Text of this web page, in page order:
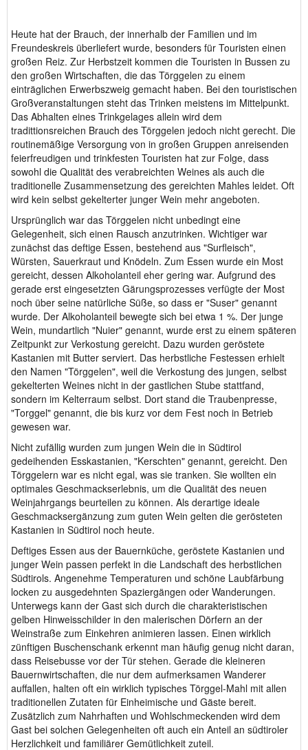
Heute hat der Brauch, der innerhalb der Familien und im
Freundeskreis überliefert wurde, besonders für Touristen einen
großen Reiz. Zur Herbstzeit kommen die Touristen in Bussen zu
den großen Wirtschaften, die das Törggelen zu einem
einträglichen Erwerbszweig gemacht haben. Bei den touristischen
Großveranstaltungen steht das Trinken meistens im Mittelpunkt.
Das Abhalten eines Trinkgelages allein wird dem
tradittionsreichen Brauch des Törggelen jedoch nicht gerecht. Die
routinemäßige Versorgung von in großen Gruppen anreisenden
feierfreudigen und trinkfesten Touristen hat zur Folge, dass
sowohl die Qualität des verabreichten Weines als auch die
traditionelle Zusammensetzung des gereichten Mahles leidet. Oft
wird kein selbst gekelterter junger Wein mehr angeboten.
Ursprünglich war das Törggelen nicht unbedingt eine
Gelegenheit, sich einen Rausch anzutrinken. Wichtiger war
zunächst das deftige Essen, bestehend aus "Surfleisch",
Würsten, Sauerkraut und Knödeln. Zum Essen wurde ein Most
gereicht, dessen Alkoholanteil eher gering war. Aufgrund des
gerade erst eingesetzten Gärungsprozesses verfügte der Most
noch über seine natürliche Süße, so dass er "Suser" genannt
wurde. Der Alkoholanteil bewegte sich bei etwa 1 %. Der junge
Wein, mundartlich "Nuier" genannt, wurde erst zu einem späteren
Zeitpunkt zur Verkostung gereicht. Dazu wurden geröstete
Kastanien mit Butter serviert. Das herbstliche Festessen erhielt
den Namen "Törggelen", weil die Verkostung des jungen, selbst
gekelterten Weines nicht in der gastlichen Stube stattfand,
sondern im Kelterraum selbst. Dort stand die Traubenpresse,
"Torggel" genannt, die bis kurz vor dem Fest noch in Betrieb
gewesen war.
Nicht zufällig wurden zum jungen Wein die in Südtirol
gedeihenden Esskastanien, "Kerschten" genannt, gereicht. Den
Törggelern war es nicht egal, was sie tranken. Sie wollten ein
optimales Geschmackserlebnis, um die Qualität des neuen
Weinjahrgangs beurteilen zu können. Als derartige ideale
Geschmacksergänzung zum guten Wein gelten die gerösteten
Kastanien in Südtirol noch heute.
Deftiges Essen aus der Bauernküche, geröstete Kastanien und
junger Wein passen perfekt in die Landschaft des herbstlichen
Südtirols. Angenehme Temperaturen und schöne Laubfärbung
locken zu ausgedehnten Spaziergängen oder Wanderungen.
Unterwegs kann der Gast sich durch die charakteristischen
gelben Hinweisschilder in den malerischen Dörfern an der
Weinstraße zum Einkehren animieren lassen. Einen wirklich
zünftigen Buschenschank erkennt man häufig genug nicht daran,
dass Reisebusse vor der Tür stehen. Gerade die kleineren
Bauernwirtschaften, die nur dem aufmerksamen Wanderer
auffallen, halten oft ein wirklich typisches Törggel-Mahl mit allen
traditionellen Zutaten für Einheimische und Gäste bereit.
Zusätzlich zum Nahrhaften und Wohlschmeckenden wird dem
Gast bei solchen Gelegenheiten oft auch ein Anteil an südtiroler
Herzlichkeit und familiärer Gemütlichkeit zuteil.